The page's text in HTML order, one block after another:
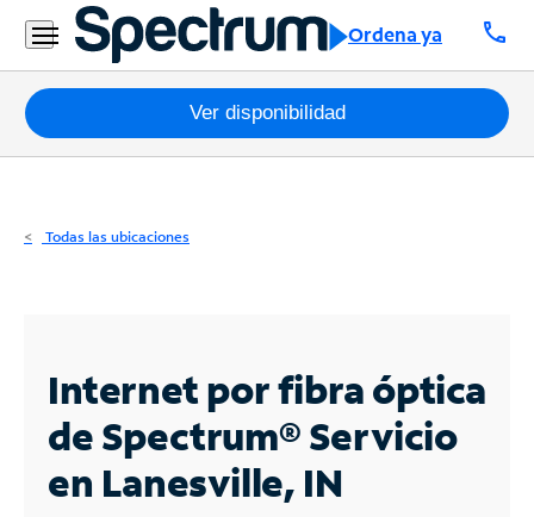
Ordena ya call
Residencial
Business
Paquetes
Internet
Business
Contáctanos
Ver disponibilidad
Todas las ubicaciones
Internet por fibra óptica
de Spectrum®Servicio
en Lanesville, IN